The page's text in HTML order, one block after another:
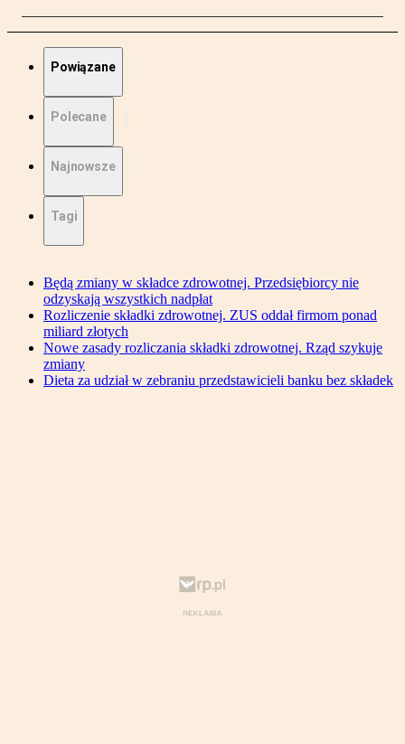
Powiązane
Polecane
Najnowsze
Tagi
Będą zmiany w składce zdrowotnej. Przedsiębiorcy nie
odzyskają wszystkich nadpłat
Rozliczenie składki zdrowotnej. ZUS oddał firmom ponad
miliard złotych
Nowe zasady rozliczania składki zdrowotnej. Rząd szykuje
zmiany
Dieta za udział w zebraniu przedstawicieli banku bez składek